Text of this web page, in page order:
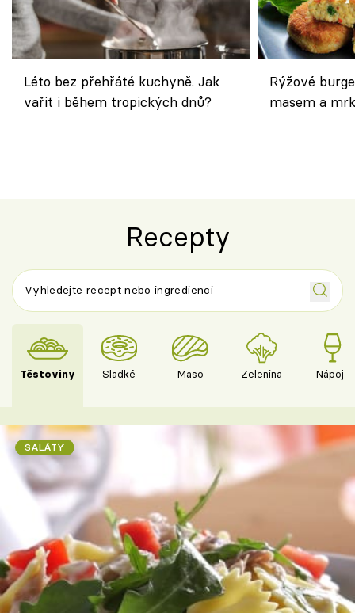
Léto bez přehřáté kuchyně. Jak
vařit i během tropických dnů?
Rýžové
masem a
Recepty
Těstoviny Sladké Maso Zelenina Nápoje
SALÁTY